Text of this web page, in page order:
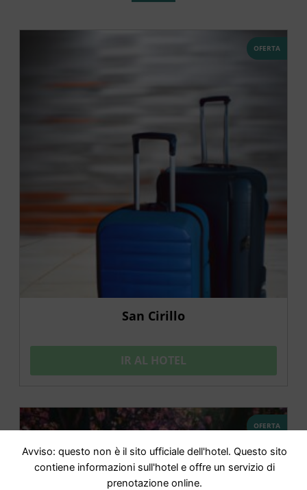
OFERTA
San Cirillo
IR AL HOTEL
OFERTA
Avviso: questo non è il sito ufficiale dell'hotel. Questo sito
contiene informazioni sull'hotel e offre un servizio di
prenotazione online.